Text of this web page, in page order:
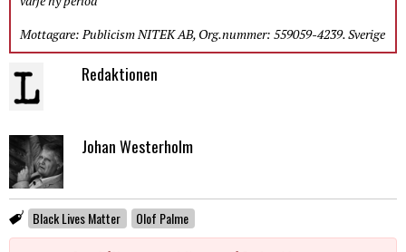
Mottagare: Publicism NITEK AB, Org.nummer: 559059-4239. Sverige
Redaktionen
Johan Westerholm
Black Lives Matter Olof Palme